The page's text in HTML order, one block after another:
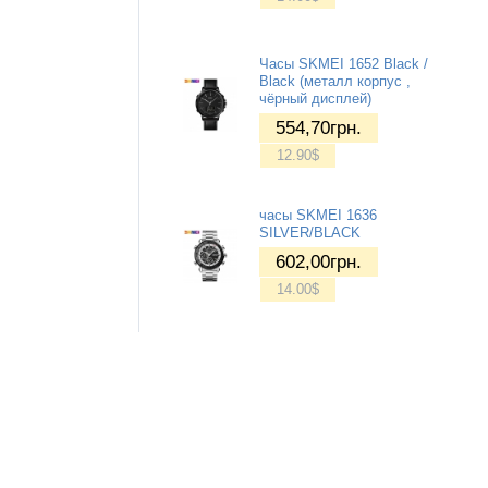
Часы SKMEI 1652 Black /
Black (металл корпус ,
чёрный дисплей)
554,70грн.
12.90$
часы SKMEI 1636
SILVER/BLACK
602,00грн.
14.00$